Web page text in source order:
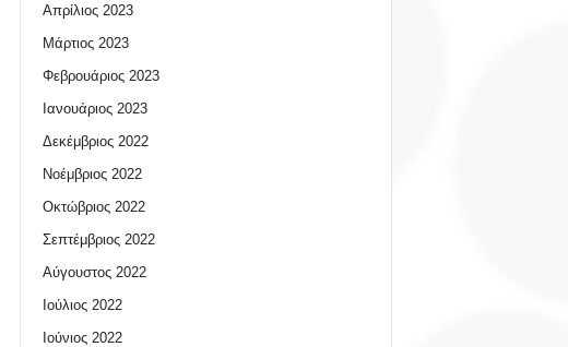
Απρίλιος 2023
Μάρτιος 2023
Φεβρουάριος 2023
Ιανουάριος 2023
Δεκέμβριος 2022
Νοέμβριος 2022
Οκτώβριος 2022
Σεπτέμβριος 2022
Αύγουστος 2022
Ιούλιος 2022
Ιούνιος 2022